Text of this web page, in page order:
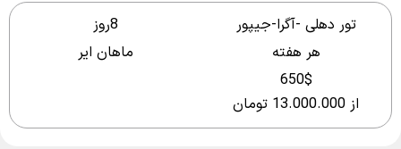
تور دهلی -آگرا-جیپور
8روز
هر هفته
ماهان ایر
650$
از 13.000.000 تومان